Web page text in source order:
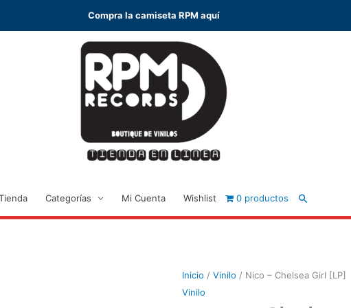
Compra la camiseta RPM aquí
Categorías Mi Cuenta Wishlist 0 productos Buscar
Inicio /Vinilo / Nico – Chelsea Girl [LP]
Vinilo